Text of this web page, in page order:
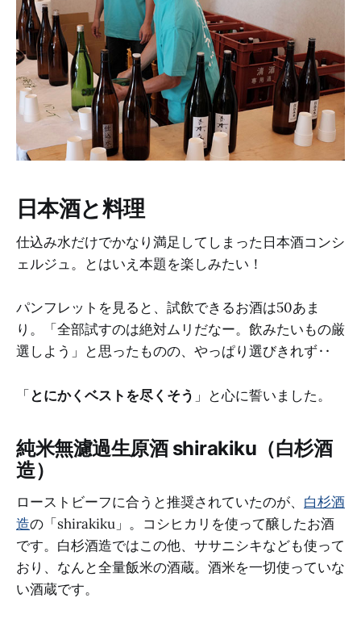
日本酒と料理
仕込み水だけでかなり満足してしまった日本酒コンシ
ェルジュ。とはいえ本題を楽しみたい！
パンフレットを見ると、試飲できるお酒は50あま
り。「全部試すのは絶対ムリだなー。飲みたいもの厳
選しよう」と思ったものの、やっぱり選びきれず‥
「とにかくベストを尽くそう 」と心に誓いました。
純米無濾過生原酒 shirakiku（白杉酒
造）
ローストビーフに合うと推奨されていたのが、 白杉酒
造の「shirakiku」。コシヒカリを使って醸したお酒
です。白杉酒造ではこの他、ササニシキなども使って
おり、なんと全量飯米の酒蔵。酒米を一切使っていな
い酒蔵です。